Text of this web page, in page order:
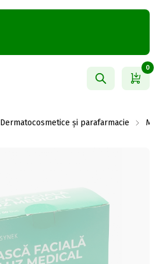
0
Dermatocosmetice și parafarmacie